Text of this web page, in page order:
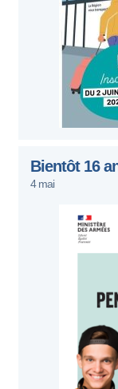
Bientôt 16
4 mai